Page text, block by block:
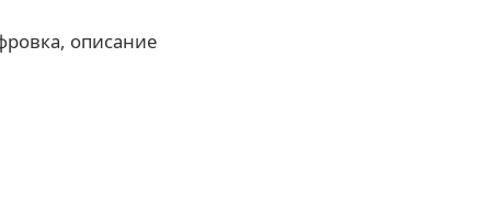
описание